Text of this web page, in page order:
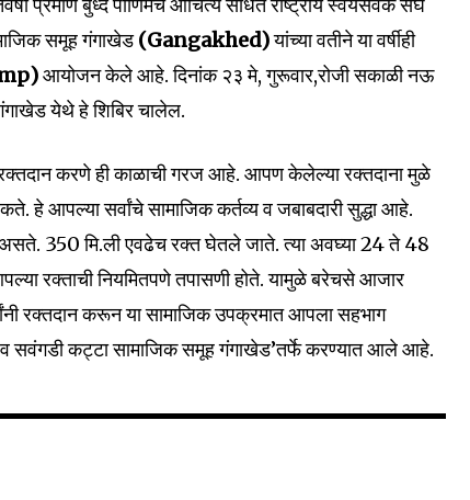
on our website or click
respect your privacy and
safe with us.
I've read and accept the
32,111
Followers
समूह गंगाखेड(Gangakhed)यांच्या वतीने या वर्षीही
आयोजन केले आहे. दिनांक २३ मे, गुरूवार,रोजी सकाळी नऊ
येथे हे शिबिर चालेल.
करणे ही काळाची गरज आहे. आपण केलेल्या रक्तदाना मुळे
हे आपल्या सर्वांचे सामाजिक कर्तव्य व जबाबदारी सुद्धा आहे.
350 मि.ली एवढेच रक्त घेतले जाते. त्या अवघ्या 24 ते 48
रक्ताची नियमितपणे तपासणी होते. यामुळे बरेचसे आजार
रक्तदान करून या सामाजिक उपक्रमात आपला सहभाग
सवंगडी कट्टा सामाजिक समूह गंगाखेड’तर्फे करण्यात आले आहे.